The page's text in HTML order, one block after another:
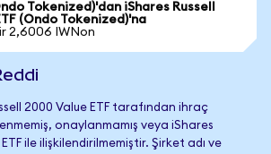
Tokenized)'dan iShares Russell
(Ondo Tokenized)'na
2,6006 IWNon
2000 Value ETF tarafından ihraç
onaylanmamış veya iShares
ile ilişkilendirilmemiştir. Şirket adı ve